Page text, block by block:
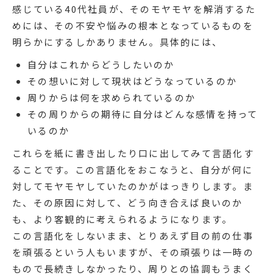
感じている40代社員が、そのモヤモヤを解消するた
めには、その不安や悩みの根本となっているものを
明らかにするしかありません。具体的には、
自分はこれからどうしたいのか
その想いに対して現状はどうなっているのか
周りからは何を求められているのか
その周りからの期待に自分はどんな感情を持って
いるのか
これらを紙に書き出したり口に出してみて言語化す
ることです。この言語化をおこなうと、自分が何に
対してモヤモヤしていたのかがはっきりします。ま
た、その原因に対して、どう向き合えば良いのか
も、より客観的に考えられるようになります。
この言語化をしないまま、とりあえず目の前の仕事
を頑張るという人もいますが、その頑張りは一時の
もので長続きしなかったり、周りとの協調もうまく